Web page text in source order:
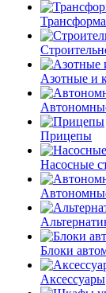
Азотные и
Прицепы
Насосные
Блоки
Аксессуары